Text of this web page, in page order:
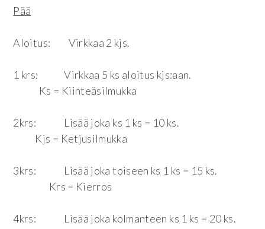
Pää
Aloitus: Virkkaa 2 kjs.
1 krs: Virkkaa 5 ks aloitus kjs:aan.
Ks = Kiinteäsilmukka
2krs: Lisää joka ks 1 ks = 10 ks.
Kjs = Ketjusilmukka
3krs: Lisää joka toiseen ks 1 ks = 15 ks.
Krs = Kierros
4krs: Lisää joka kolmanteen ks 1 ks = 20 ks.